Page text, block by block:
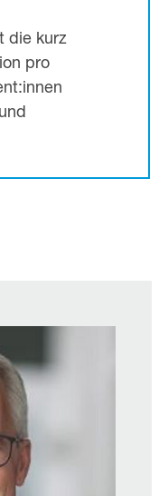
die kurz
pro